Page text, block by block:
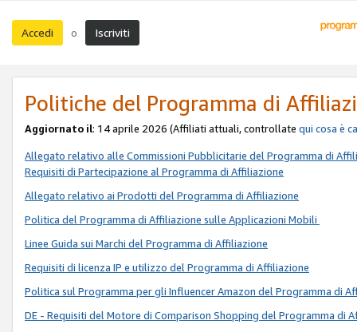
Accedi o Iscriviti
Politiche del Programma di
Aggiornato il: 14 aprile 2026 (Affiliati attuali, controllate qui cosa è
Allegato relativo alle Commissioni Pubblicitarie del Programma di
Requisiti di Partecipazione al Programma di Affiliazione
Allegato relativo ai Prodotti del Programma di Affiliazione
Politica del Programma di Affiliazione sulle Applicazioni Mobili
Linee Guida sui Marchi del Programma di Affiliazione
Requisiti di licenza IP e utilizzo del Programma di Affiliazione
Politica sul Programma per gli Influencer Amazon del Programma di
DE - Requisiti del Motore di Comparison Shopping del Programma di